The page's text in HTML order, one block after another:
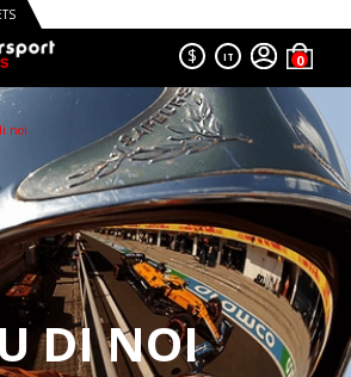
$ IT
noi
DI NOI